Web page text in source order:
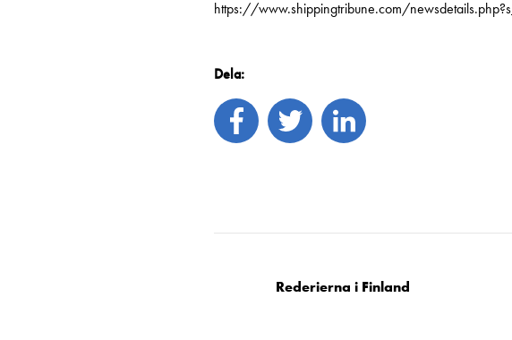
https://www.shippingtribune.com/
Dela:
Rederierna i Finland